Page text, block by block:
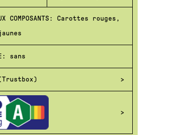
COMPOSANTS: Carottes rouges,
sans